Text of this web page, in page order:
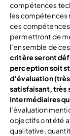
compétences
les compétences
ces
permettront de
l’ensemble de
critère seront
perception soit
d’évaluation
satisfaisant, très
intermédiaires
l’évaluation
objectifs ont été
qualitative,